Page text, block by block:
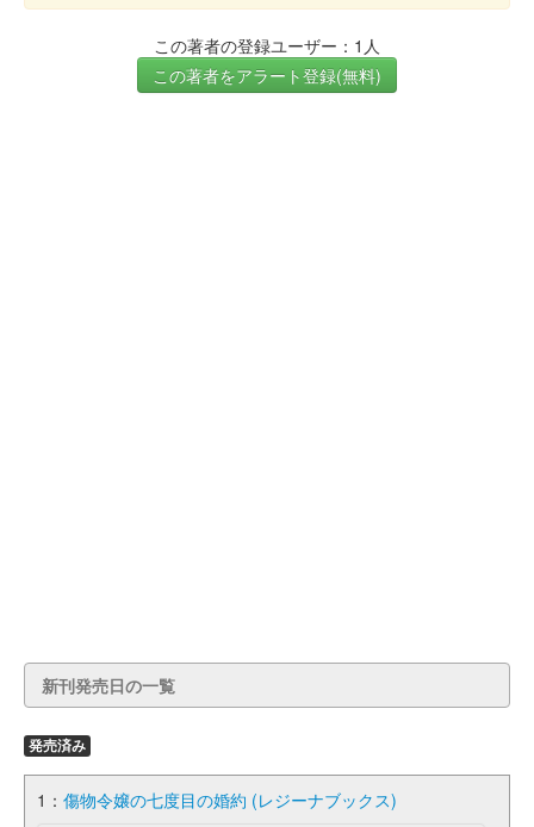
この著者の登録ユーザー：1人
この著者をアラート登録(無料)
新刊発売日の一覧
発売済み
1： 傷物令嬢の七度目の婚約 (レジーナブックス)